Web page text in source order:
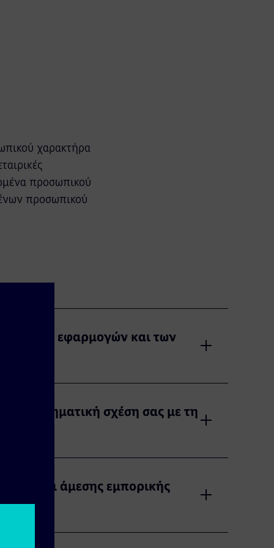
χαρακτήρα
προσωπικού
προσωπικού
εφαρμογών και των
σχέση σας με τη
και άμεσης εμπορικής